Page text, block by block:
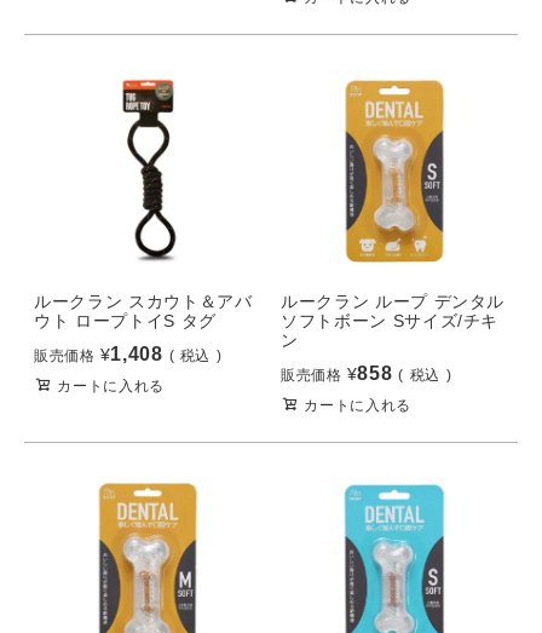
ルークラン スカウト＆アバ
ウト ロープトイS タグ
販売価格 ¥1,408
税込
カートに入れる
ルークラン ループ デンタル
ソフトボーン Sサイズ/チキ
ン
販売価格 ¥858
税込
カートに入れる